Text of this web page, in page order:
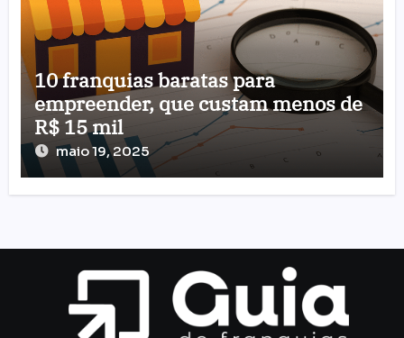
10 franquias baratas para
empreender, que custam menos de
R$ 15 mil
maio 19, 2025